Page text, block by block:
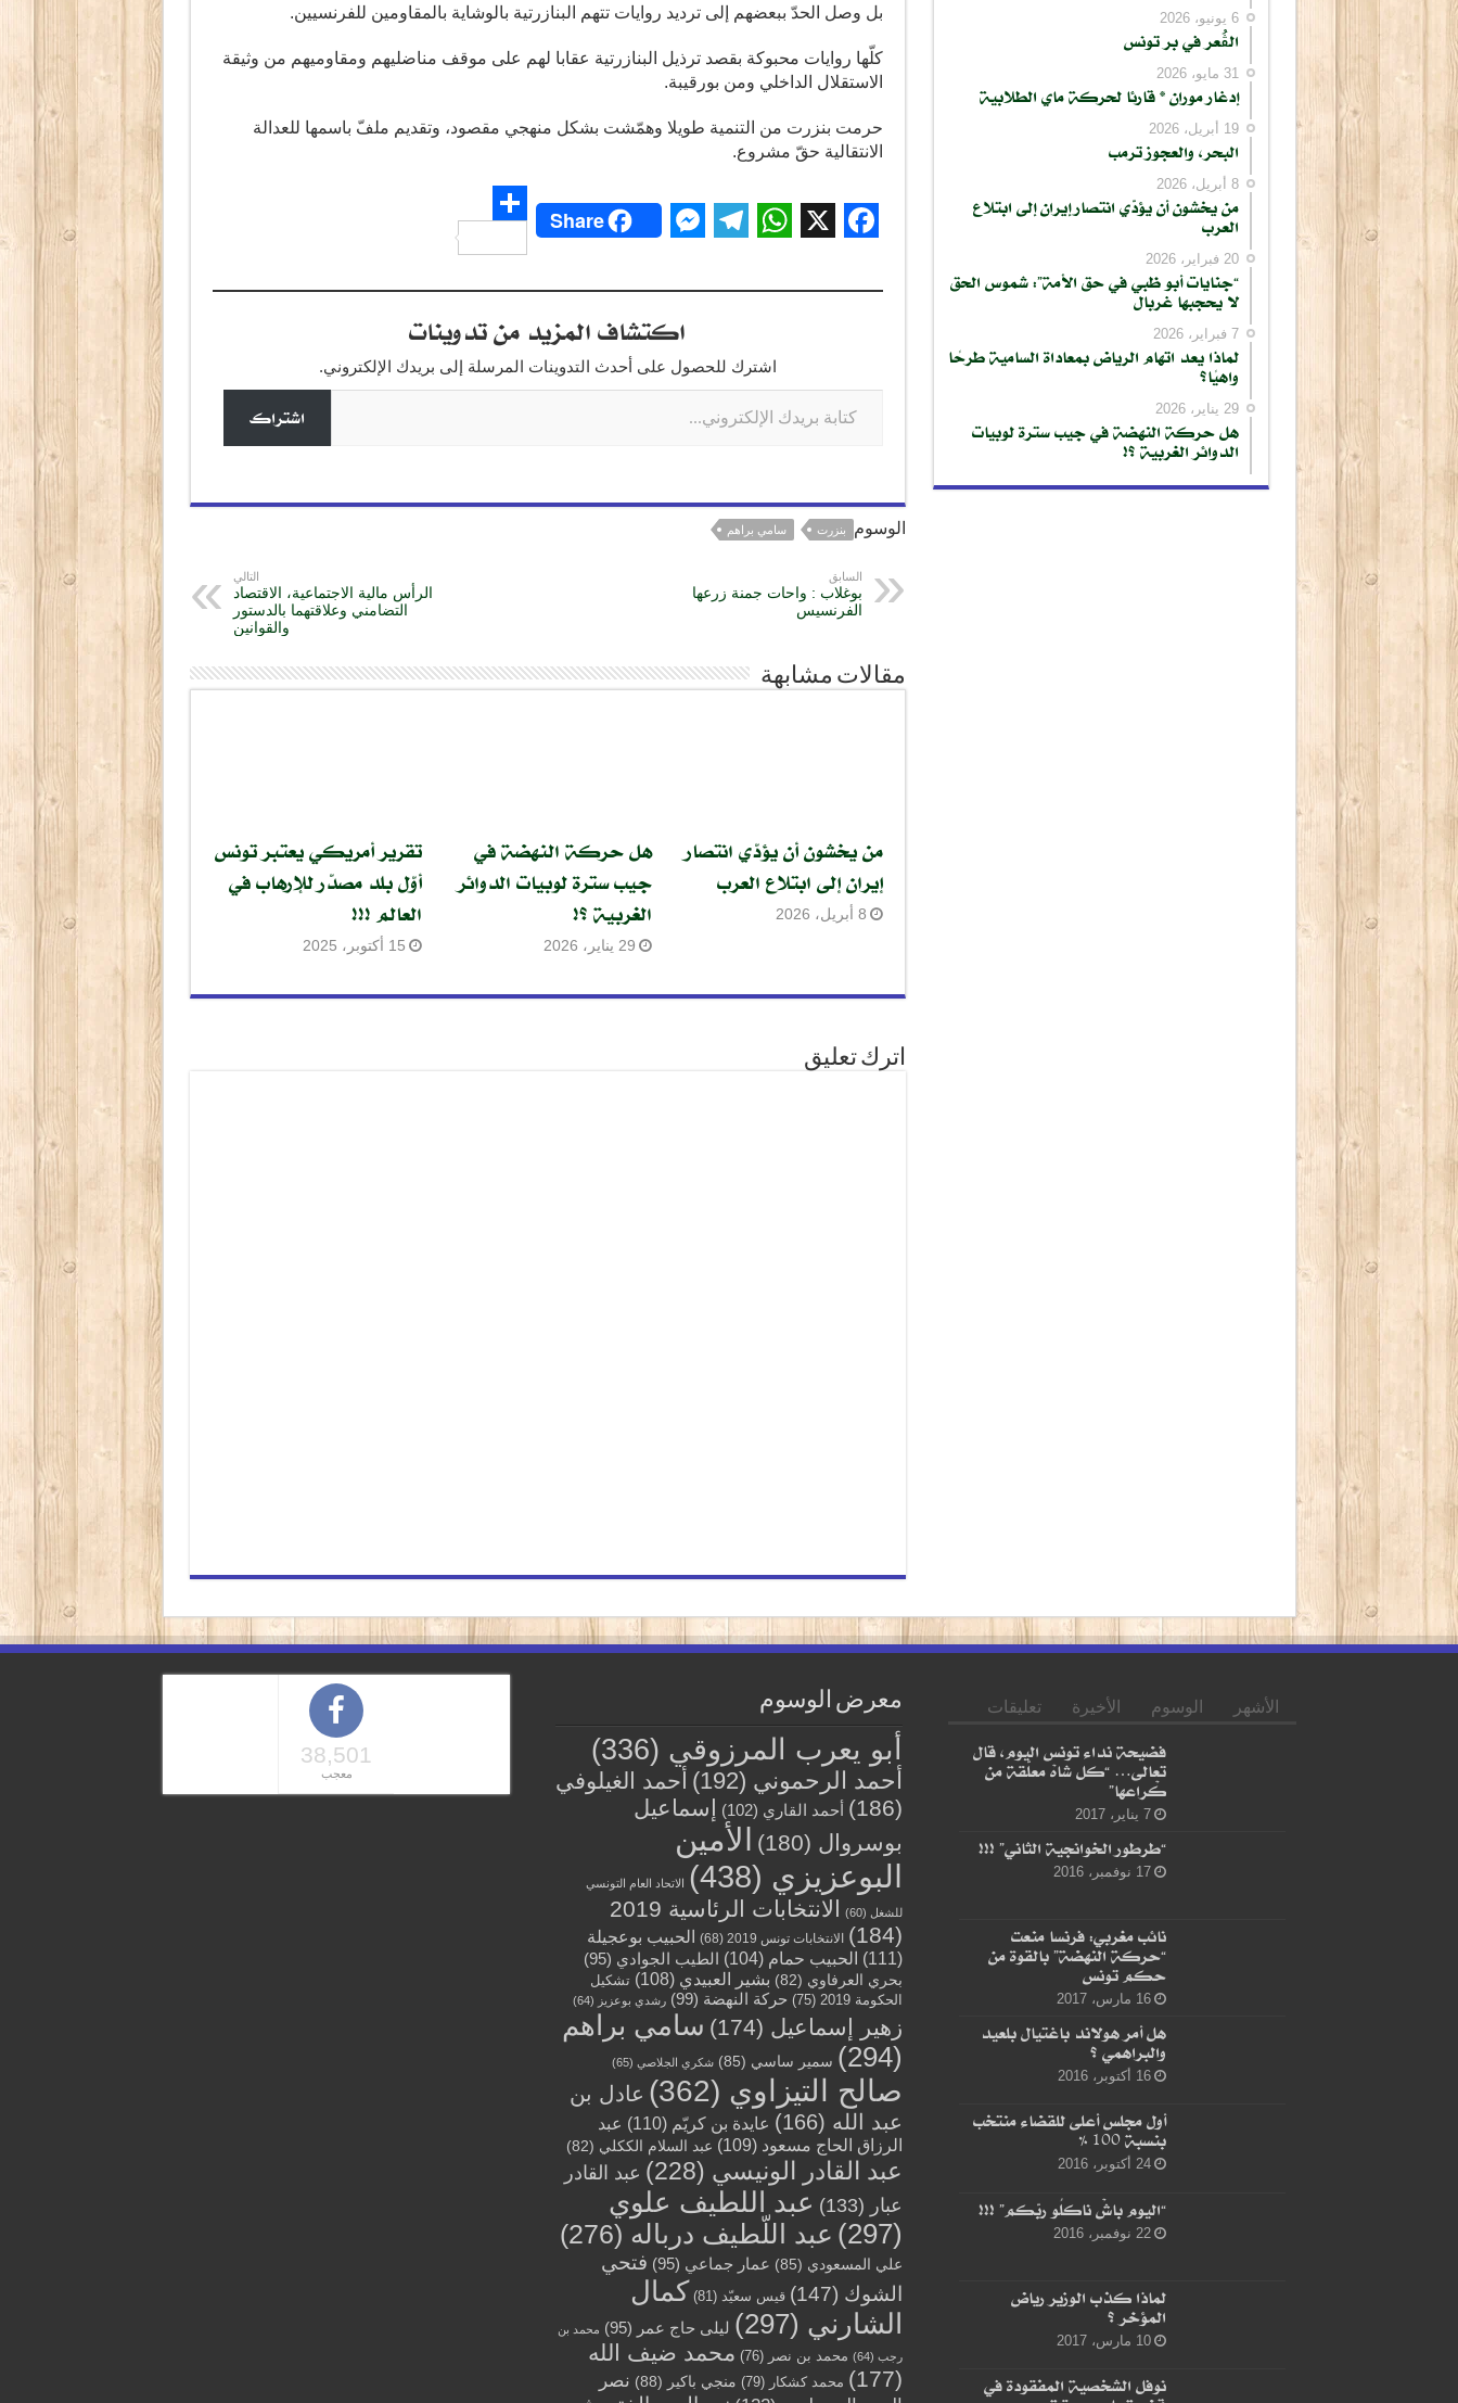
بل وصل الحدّ ببعضهم إلى ترديد روايات تتهم البنازرتية بالوشاية بالمقاومين للفرنسيين.
كلّها روايات محبوكة بقصد ترذيل البنازرتية عقابا لهم على موقف مناضليهم ومقاوميهم من وثيقة
الاستقلال الداخلي ومن بورقيبة.
حرمت بنزرت من التنمية طويلا وهمّشت بشكل منهجي مقصود، وتقديم ملفّ باسمها للعدالة
الانتقالية حقّ مشروع.
a
b
k
h
s
A
p
e
e
g
r
m
e
s
e
n
e
Share
r
e
اكتشاف المزيد من تدوينات
اشترك للحصول على أحدث التدوينات المرسلة إلى بريدك الإلكتروني.
كتابة بريدك الإلكتروني...
اشتراك
الوسوم بنزرت سامي براهم
السابق
بوغلاب : واحات جمنة زرعها
الفرنسيس
التالي
الرأس مالية الاجتماعية، الاقتصاد
التضامني وعلاقتهما بالدستور
والقوانين
مقالات مشابهة
من يخشون أن يؤدّي انتصار
إيران إلى ابتلاع العرب
8 أبريل، 2026
هل حركة النهضة في
جيب سترة لوبيات الدوائر
الغربية ؟!
29 يناير، 2026
تقرير أمريكي يعتبر تونس
أوّل بلد مصدّر للإرهاب في
العالم !!!
15 أكتوبر، 2025
اترك تعليق
6 يونيو، 2026
الڨُعر في بر تونس
31 مايو، 2026
إدغار موران * قارئا لحركة ماي الطلابية
19 أبريل، 2026
البحر، والعجوز ترمب
8 أبريل، 2026
من يخشون أن يؤدّي انتصار إيران إلى ابتلاع
العرب
20 فبراير، 2026
“جنايات أبو ظبي في حق الأمة”: شموس الحق
لا يحجبها غربال
7 فبراير، 2026
لماذا يعد اتهام الرياض بمعاداة السامية طرحًا
واهيًا؟
29 يناير، 2026
هل حركة النهضة في جيب سترة لوبيات
الدوائر الغربية ؟!
الأشهر الوسوم الأخيرة تعليقات
فضيحة نداء تونس اليوم، قال
تعالى… “كل شاهْ معلّقة من
كْراعها”
7 يناير، 2017
“طرطور الخوانجية الثاني” !!!
17 نوفمبر، 2016
نائب مغربي: فرنسا منعت
“حركة النهضة” بالقوة من
حكم تونس
16 مارس، 2017
هل أمر هولاند باغتيال بلعيد
والبراهمي ؟
16 أكتوبر، 2016
أول مجلس أعلى للقضاء منتخب
بنسبة 100 %
24 أكتوبر، 2016
“اليوم باشْ ناكلُو ربّكم” !!!
22 نوفمبر، 2016
لماذا كذب الوزير رياض
المؤخر ؟
10 مارس، 2017
نوفل الشخصية المفقودة في
معرض الوسوم
أبو يعرب المرزوقي (336)
أحمد الرحموني (192)
أحمد الغيلوفي
(186)
أحمد القاري (102)
إسماعيل
بوسروال (180)
الأمين
البوعزيزي (438) الاتحاد العام التونسي
للشغل (60)
الانتخابات الرئاسية 2019
(184)
الانتخابات تونس 2019 (68)
الحبيب بوعجيلة
(111)
الحبيب حمام (104) الطيب الجوادي (95)
بحري العرفاوي (82) بشير العبيدي (108)
تشكيل
الحكومة 2019
(75) حركة النهضة (99) رشدي بوعزيز (64)
زهير إسماعيل (174)
سامي براهم
(294)
سمير ساسي (85) شكري الجلاصي(65)
صالح التيزاوي (362)
عادل بن
عبد الله (166) عايدة بن كريّم (110)
عبد
الرزاق الحاج مسعود (109) عبد السلام الككلي (82)
عبد القادر الونيسي (228)
عبد القادر
عبار (133)
عبد اللطيف علوي
(297)
عبد اللّطيف درباله (276)
علي المسعودي (85) عمار جماعي (95)
فتحي
الشوك (147) قيس سعيّد(81)
كمال
الشارني (297) ليلى حاج عمر (95) محمد بن
رجب(64) محمد بن نصر (76)
محمد ضيف الله
(177)
محمد كشكار (79) منجي باكير (88)
نصر
38,501
معجب